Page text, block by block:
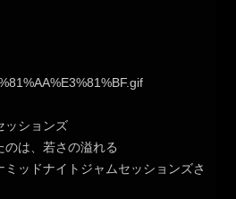
ッションズ
は、若さの溢れる
ッドナイトジャムセッションズさ